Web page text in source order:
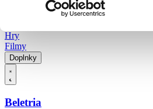
Hry
Filmy
Doplnky
Beletria